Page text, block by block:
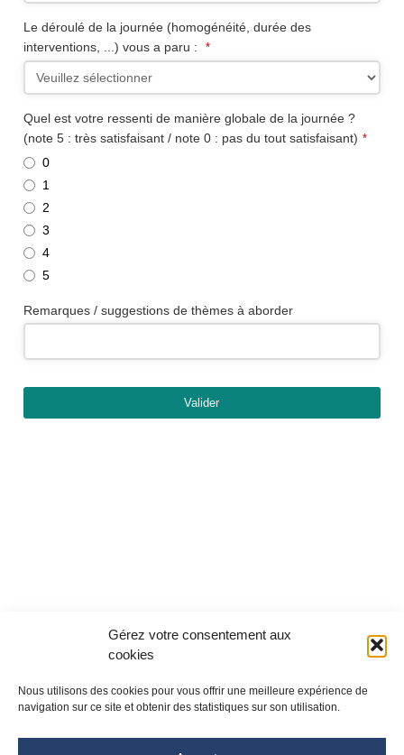
Gérez votre consentement aux
cookies
Nous utilisons des cookies pour vous offrir une meilleure expérience de
navigation sur ce site et obtenir des statistiques sur son utilisation.
Le déroulé de la journée (homogénéité, durée des
interventions, ...) vous a paru :
*
Quel est votre ressenti de manière globale de la journée ?
(note 5 : très satisfaisant / note 0 : pas du tout satisfaisant) *
0
1
2
3
4
5
Remarques / suggestions de thèmes à aborder
Valider